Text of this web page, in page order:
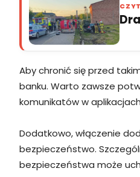
Aby chronić się przed
banku. Warto zawsze
komunikatów w
Dodatkowo, włączenie
bezpieczeństwo.
bezpieczeństwa może